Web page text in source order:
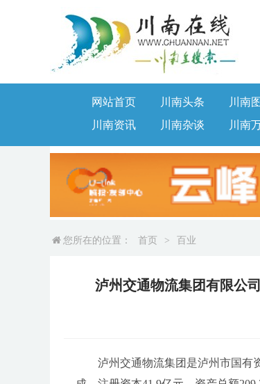
网站首页 川南头条
川南
川南资讯
川南杂谈 川南
您所在的位置： 首页 > 百业
泸州交通物流集团有限公
泸州交通物流集团是泸州市国有资